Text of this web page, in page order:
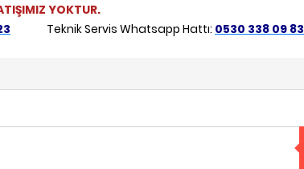
YOKTUR.
Teknik Servis Whatsapp Hattı: 0530 338 09 83